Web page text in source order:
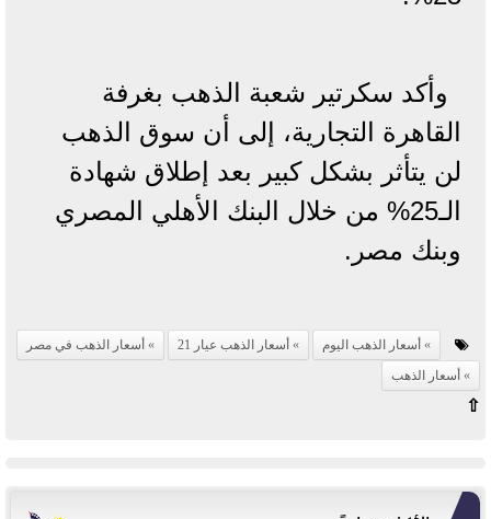
وأكد سكرتير شعبة الذهب بغرفة
القاهرة التجارية، إلى أن سوق الذهب
لن يتأثر بشكل كبير بعد إطلاق شهادة
الـ25% من خلال البنك الأهلي المصري
وبنك مصر.
أسعار الذهب اليوم أسعار الذهب عيار 21
أسعار الذهب في مصر
أسعار الذهب
⇧